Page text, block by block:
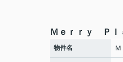
Ｍｅｒｒｙ Ｐｌ
物件名